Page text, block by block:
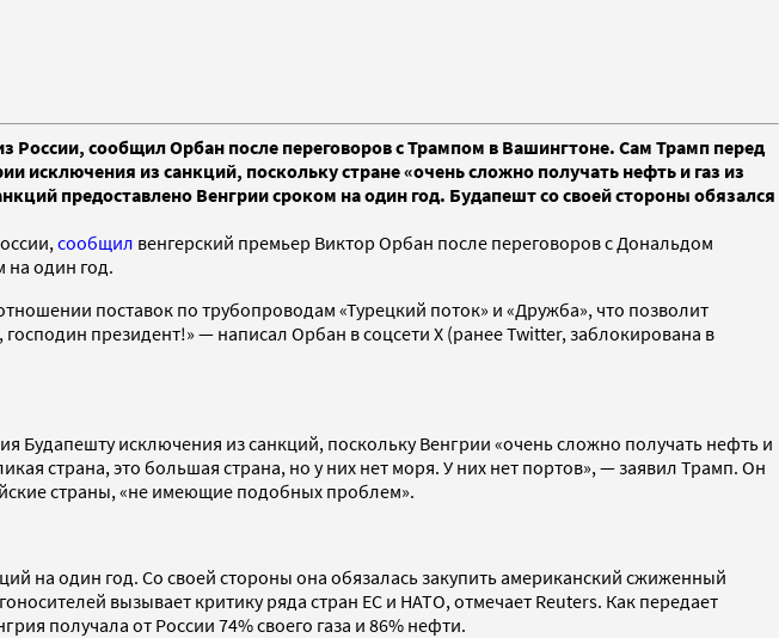
сообщил Орбан после переговоров с Трампом в Вашингтоне. Сам Трамп перед
из санкций, поскольку стране «очень сложно получать нефть и газ из
предоставлено Венгрии сроком на один год. Будапешт со своей стороны обязался
сообщил венгерский премьер Виктор Орбан после переговоров с Дональдом
на один год.
поставок по трубопроводам «Турецкий поток» и «Дружба», что позволит
президент!» — написал Орбан в соцсети X (ранее Twitter, заблокирована в
Будапешту исключения из санкций, поскольку Венгрии «очень сложно получать нефть и
страна, это большая страна, но у них нет моря. У них нет портов», — заявил Трамп. Он
страны, «не имеющие подобных проблем».
на один год. Со своей стороны она обязалась закупить американский сжиженный
вызывает критику ряда стран ЕС и НАТО, отмечает Reuters. Как передает
получала от России 74% своего газа и 86% нефти.